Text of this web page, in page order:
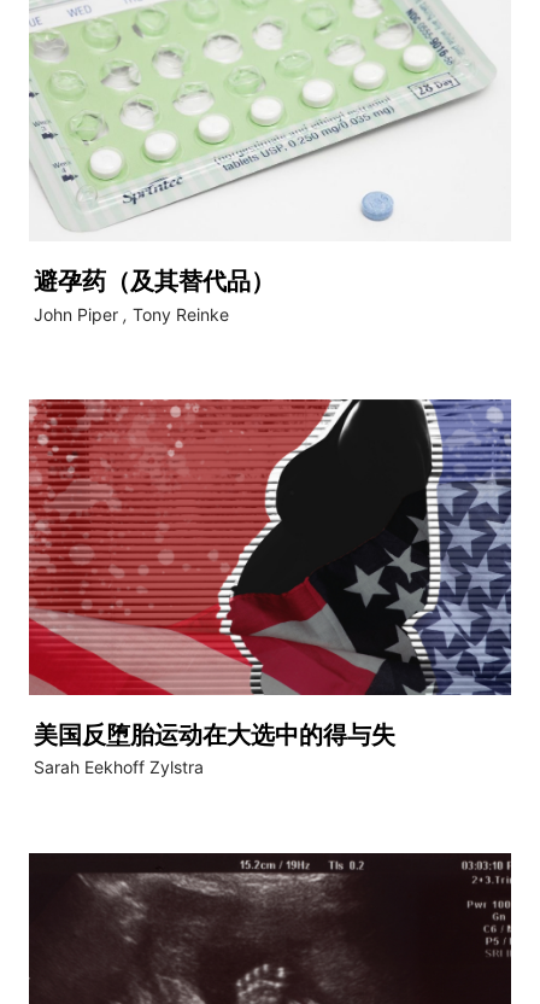
避孕药（及其替代品）
John Piper , Tony Reinke
美国反堕胎运动在大选中的得与失
Sarah Eekhoff Zylstra